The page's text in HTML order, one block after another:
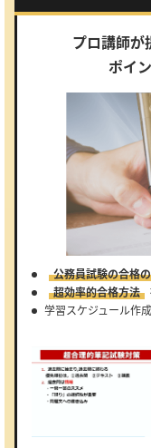
プロ講師が
ポイ
公務員試験の合格
超効率的合格方法
学習スケジュール作